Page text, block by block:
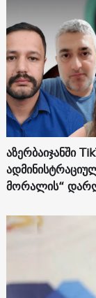
აზერბაიჯანში
მორალის“